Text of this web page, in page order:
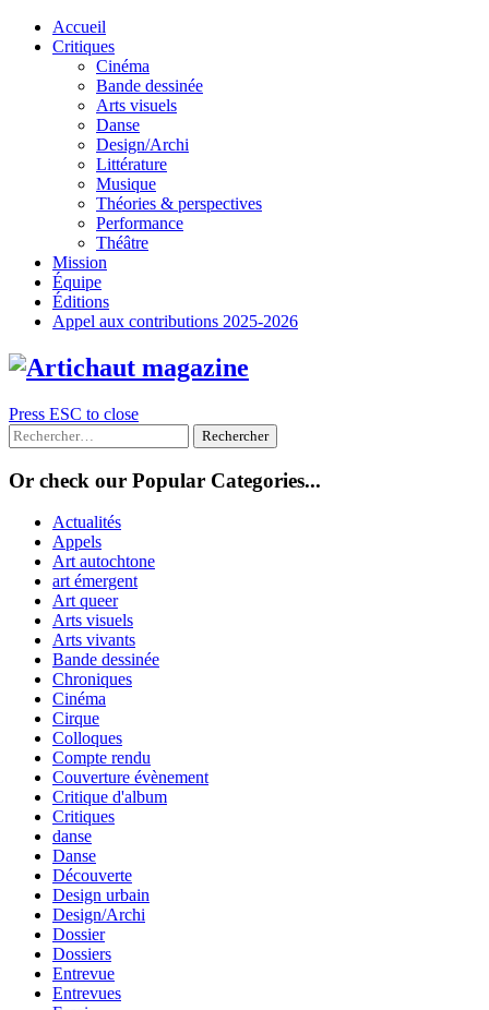
Skip
Accueil
Critiques
Cinéma
Bande dessinée
Arts visuels
Danse
Design/Archi
Littérature
Musique
Théories & perspectives
Performance
Théâtre
Mission
Équipe
Éditions
Appel aux contributions 2025-2026
Press ESC to close
Rechercher :
Or check our Popular Categories...
Actualités
Appels
Art autochtone
art émergent
Art queer
Arts visuels
Arts vivants
Bande dessinée
Chroniques
Cinéma
Cirque
Colloques
Compte rendu
Couverture évènement
Critique d'album
Critiques
danse
Danse
Découverte
Design urbain
Design/Archi
Dossier
Dossiers
Entrevue
Entrevues